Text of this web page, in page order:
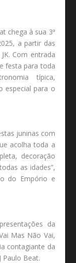
chega à sua 3ª
a partir das
Com entrada
festa para toda
típica,
especial para o
juninas com
acolha toda a
decoração
as idades”,
do Empório e
da
Mas Não Vai,
contagiante da
Paulo Beat.